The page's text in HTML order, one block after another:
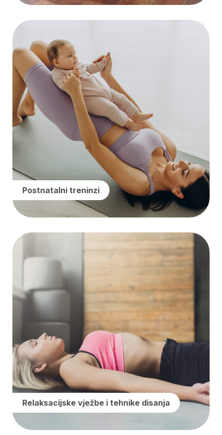
Postnatalni treninzi
Relaksacijske vježbe i tehnike disanja